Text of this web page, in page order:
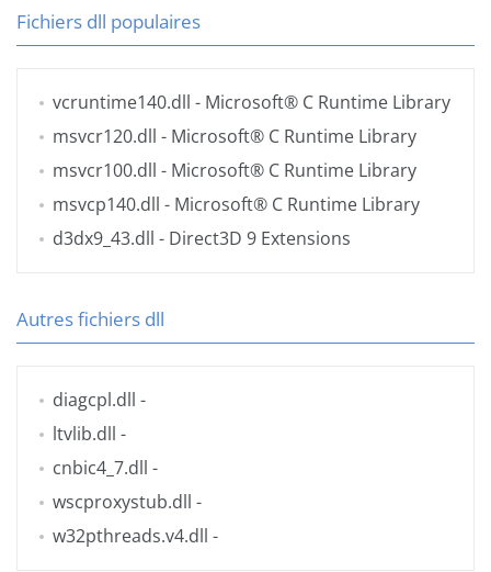
Fichiers dll populaires
vcruntime140.dll - Microsoft® C Runtime Library
msvcr120.dll - Microsoft® C Runtime Library
msvcr100.dll - Microsoft® C Runtime Library
msvcp140.dll - Microsoft® C Runtime Library
d3dx9_43.dll - Direct3D 9 Extensions
Autres fichiers dll
diagcpl.dll -
ltvlib.dll -
cnbic4_7.dll -
wscproxystub.dll -
w32pthreads.v4.dll -